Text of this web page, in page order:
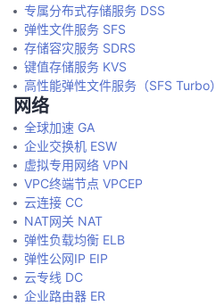
专属分布式存储服务 DSS
弹性文件服务 SFS
存储容灾服务 SDRS
键值存储服务 KVS
高性能弹性文件服务（SFS Turbo）
网络
全球加速 GA
企业交换机 ESW
虚拟专用网络 VPN
VPC终端节点 VPCEP
云连接 CC
NAT网关 NAT
弹性负载均衡 ELB
弹性公网IP EIP
云专线 DC
企业路由器 ER